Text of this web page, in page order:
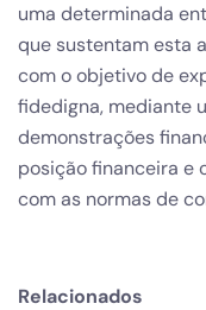
uma determinada
que sustentam esta
com o objetivo de
fidedigna, mediante
demonstrações
posição financeira e
com as normas de
Relacionados